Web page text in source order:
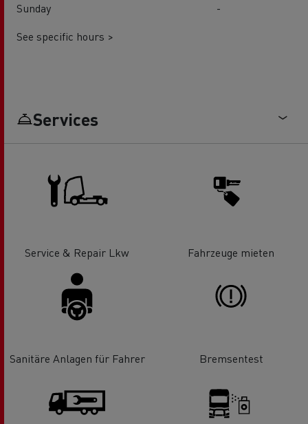
Sunday
-
See specific hours >
Services
Service & Repair Lkw Fahrzeuge mieten
Sanitäre Anlagen für Fahrer Bremsentest